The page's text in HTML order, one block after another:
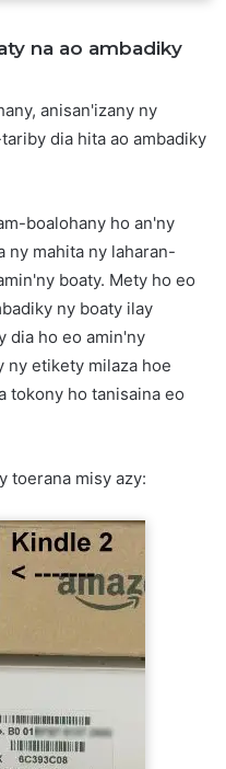
na ao ambadiky
anisan'izany ny
dia hita ao ambadiky
boalohany ho an'ny
ny mahita ny laharan-
boaty. Mety ho eo
ny boaty ilay
dia ho eo amin'ny
ny etikety milaza hoe
tokony ho tanisaina eo
toerana misy azy: